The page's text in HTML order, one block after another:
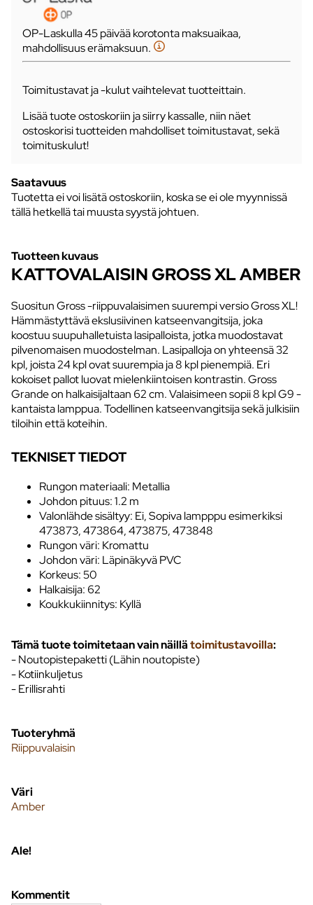
OP-Laskulla 45 päivää korotonta maksuaikaa,
mahdollisuus erämaksuun.
Toimitustavat ja -kulut vaihtelevat tuotteittain.
Lisää tuote ostoskoriin ja siirry kassalle, niin näet
ostoskorisi tuotteiden mahdolliset toimitustavat, sekä
toimituskulut!
Saatavuus
Tuotetta ei voi lisätä ostoskoriin, koska se ei ole myynnissä
tällä hetkellä tai muusta syystä johtuen.
Tuotteen kuvaus
KATTOVALAISIN GROSS XL AMBER
Suositun Gross -riippuvalaisimen suurempi versio Gross XL!
Hämmästyttävä ekslusiivinen katseenvangitsija, joka
koostuu suupuhalletuista lasipalloista, jotka muodostavat
pilvenomaisen muodostelman. Lasipalloja on yhteensä 32
kpl, joista 24 kpl ovat suurempia ja 8 kpl pienempiä. Eri
kokoiset pallot luovat mielenkiintoisen kontrastin. Gross
Grande on halkaisijaltaan 62 cm. Valaisimeen sopii 8 kpl G9 -
kantaista lamppua. Todellinen katseenvangitsija sekä julkisiin
tiloihin että koteihin.
TEKNISET TIEDOT
Rungon materiaali: Metallia
Johdon pituus: 1.2 m
Valonlähde sisältyy: Ei, Sopiva lampppu esimerkiksi
473873, 473864, 473875, 473848
Rungon väri: Kromattu
Johdon väri: Läpinäkyvä PVC
Korkeus: 50
Halkaisija: 62
Koukkukiinnitys: Kyllä
Tämä tuote toimitetaan vain näillätoimitustavoilla:
- Noutopistepaketti (Lähin noutopiste)
- Kotiinkuljetus
- Erillisrahti
Tuoteryhmä
Riippuvalaisin
Väri
Amber
Ale!
Kommentit